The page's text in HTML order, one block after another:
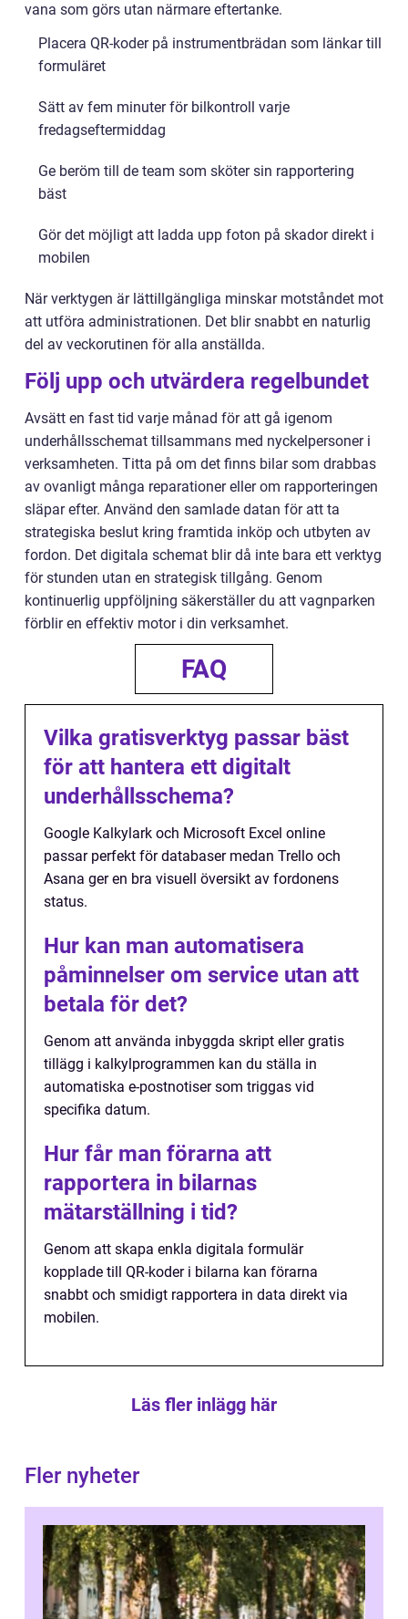
vana som görs utan närmare eftertanke.
Placera QR-koder på instrumentbrädan som länkar till
formuläret
Sätt av fem minuter för bilkontroll varje
fredagseftermiddag
Ge beröm till de team som sköter sin rapportering
bäst
Gör det möjligt att ladda upp foton på skador direkt i
mobilen
När verktygen är lättillgängliga minskar motståndet mot
att utföra administrationen. Det blir snabbt en naturlig
del av veckorutinen för alla anställda.
Följ upp och utvärdera regelbundet
Avsätt en fast tid varje månad för att gå igenom
underhållsschemat tillsammans med nyckelpersoner i
verksamheten. Titta på om det finns bilar som drabbas
av ovanligt många reparationer eller om rapporteringen
släpar efter. Använd den samlade datan för att ta
strategiska beslut kring framtida inköp och utbyten av
fordon. Det digitala schemat blir då inte bara ett verktyg
för stunden utan en strategisk tillgång. Genom
kontinuerlig uppföljning säkerställer du att vagnparken
förblir en effektiv motor i din verksamhet.
FAQ
Vilka gratisverktyg passar bäst
för att hantera ett digitalt
underhållsschema?
Google Kalkylark och Microsoft Excel online
passar perfekt för databaser medan Trello och
Asana ger en bra visuell översikt av fordonens
status.
Hur kan man automatisera
påminnelser om service utan att
betala för det?
Genom att använda inbyggda skript eller gratis
tillägg i kalkylprogrammen kan du ställa in
automatiska e-postnotiser som triggas vid
specifika datum.
Hur får man förarna att
rapportera in bilarnas
mätarställning i tid?
Genom att skapa enkla digitala formulär
kopplade till QR-koder i bilarna kan förarna
snabbt och smidigt rapportera in data direkt via
mobilen.
Läs fler inlägg här
Fler nyheter